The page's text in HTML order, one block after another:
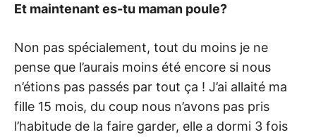
Et maintenant es-tu maman poule?
Non pas spécialement, tout du moins je ne
pense que l’aurais moins été encore si nous
n’étions pas passés par tout ça ! J’ai allaité ma
fille 15 mois, du coup nous n’avons pas pris
l’habitude de la faire garder, elle a dormi 3 fois